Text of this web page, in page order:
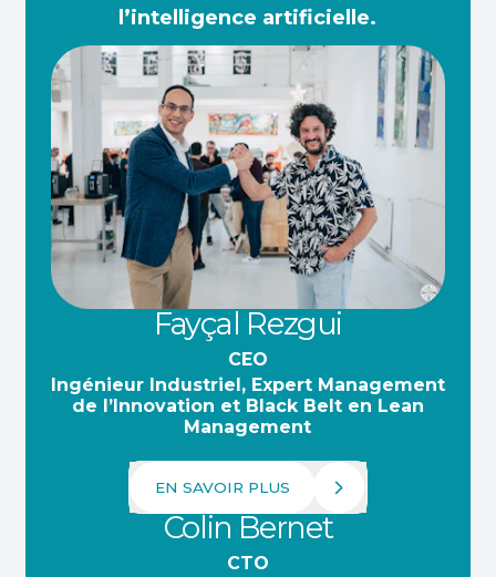
l’intelligence artificielle.
Fayçal Rezgui
CEO
Ingénieur Industriel, Expert Management
de l’Innovation et Black Belt en Lean
Management
EN SAVOIR PLUS
Colin Bernet
CTO